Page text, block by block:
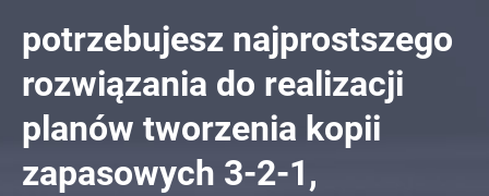
potrzebujesz najprostszego
rozwiązania do realizacji
planów tworzenia kopii
zapasowych 3-2-1,